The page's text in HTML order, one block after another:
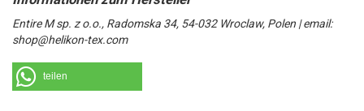
Entire M sp. z o.o., Radomska 34, 54-032 Wroclaw, Polen | email:
shop@helikon-tex.com
teilen